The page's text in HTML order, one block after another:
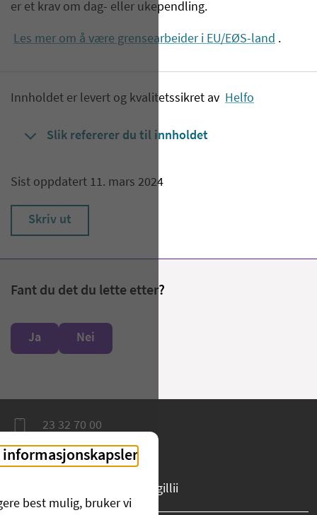
er et krav om dag- eller ukependling.
Les mer om å være grensearbeider i EU/EØS-land .
Innholdet er levert og kvalitetssikret av Helfo
Slik refererer du til innholdet
Sist oppdatert 11. mars 2024
Skriv ut
Fant du det du lette etter?
Ja Nei